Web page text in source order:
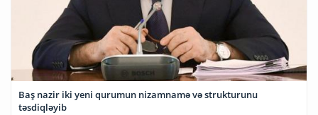
Baş nazir iki yeni qurumun nizamnamə və strukturunu
təsdiqləyib